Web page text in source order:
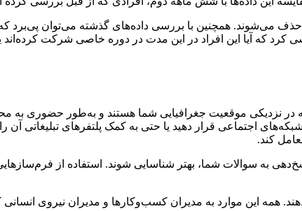
می‌شوند. همچنین با بررسی داده‌های گذشته می‌توان پی‌برد
که آیا این افراد در این مدت در دوره خاصی شرکت‌ کرده‌اند
که در نزدیکی موقعیت جغرافیایی شما هستند و به‌طور حضوری به
اجتماعی قرار دهید یا حتی به کمک پلتفر‌های تبلیغاتی آن
کند.
به سوالات شما، بهتر شناسایی شوند. استفاده از
همه این موارد به مدیران کسب‌وکارها و مدیران نیروی